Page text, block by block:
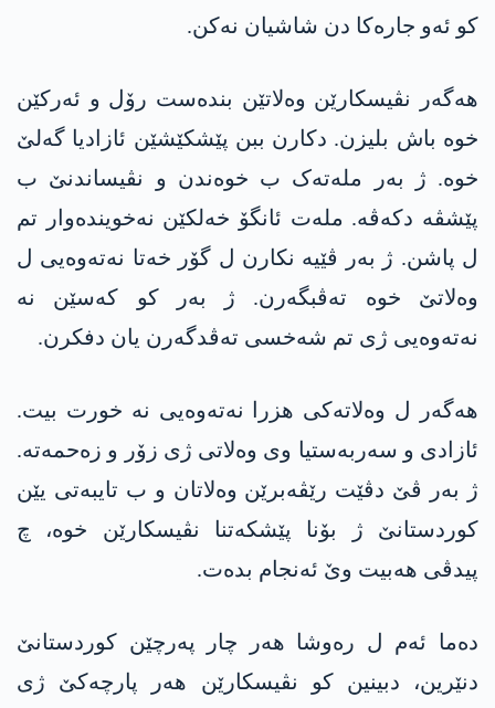
کو ئەو جارەکا دن شاشیان نەکن.
ھەگەر نڤیسکارێن وەلاتێن بندەست رۆل و ئەرکێن
خوە باش بلیزن. دکارن ببن پێشکێشێن ئازادیا گەلێ
خوە. ژ بەر ملەتەک ب خوەندن و نڤیساندنێ ب
پێشڤە دکەڤە. ملەت ئانگۆ خەلکێن نەخویندەوار تم
ل پاشن. ژ بەر ڤێیە نکارن ل گۆر خەتا نەتەوەیی ل
وەلاتێ خوە تەڤبگەرن. ژ بەر کو کەسێن نە
نەتەوەیی ژی تم شەخسی تەڤدگەرن یان دفکرن.
ھەگەر ل وەلاتەکی ھزرا نەتەوەیی نە خورت بیت.
ئازادی و سەربەستیا وی وەلاتی ژی زۆر و زەحمەتە.
ژ بەر ڤێ دڤێت رێڤەبرێن وەلاتان و ب تایبەتی یێن
کوردستانێ ژ بۆنا پێشکەتنا نڤیسکارێن خوە، چ
پیدڤی ھەبیت وێ ئەنجام بدەت.
دەما ئەم ل رەوشا ھەر چار پەرچێن کوردستانێ
دنێرین، دبینین کو نڤیسکارێن ھەر پارچەکێ ژی